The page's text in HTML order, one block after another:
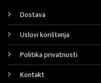
Dostava
Uslovi korištenja
Politika privatnosti
Kontakt